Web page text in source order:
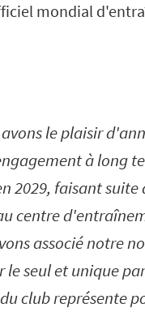
mondial
le plaisir
à long
2029, faisant
centre
associé notre
le seul et unique
club représente